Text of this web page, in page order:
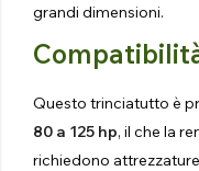
grandi dimensioni.
Questo trinciatutto è
80 a 125 hp, il che la
richiedono